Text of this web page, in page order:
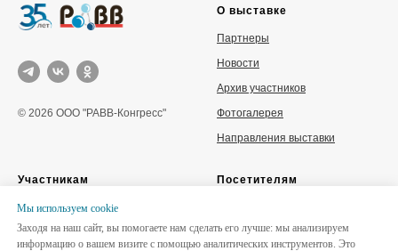
Мы используем сookie
Заходя на наш сайт, вы помогаете нам сделать его лучше: мы анализируем
информацию о вашем визите с помощью аналитических инструментов. Это
© 2026 ООО "РАВВ-Конгресс"
О выставке
Партнеры
Новости
Архив участников
Фотогалерея
Направления выставки
Участникам
Забронировать стенд
Каталог участников
Посетителям
Деловая программа